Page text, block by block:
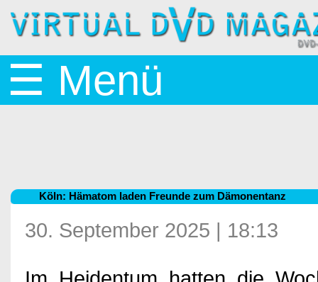
Startseite
BluRay
&
☰ Menü
Köln: Hämatom laden Freunde zum Dämonentanz
30. September 2025 | 18:13